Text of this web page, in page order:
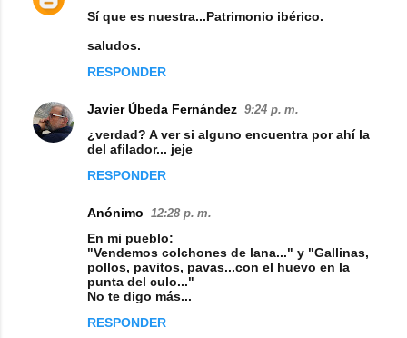
n
t
Sí que es nuestra...Patrimonio ibérico.
saludos.
RESPONDER
Javier Úbeda Fernández 9:24 p. m.
¿verdad? A ver si alguno encuentra por ahí la
del afilador... jeje
RESPONDER
Anónimo 12:28 p. m.
En mi pueblo:
"Vendemos colchones de lana..." y "Gallinas,
pollos, pavitos, pavas...con el huevo en la
punta del culo..."
No te digo más...
RESPONDER